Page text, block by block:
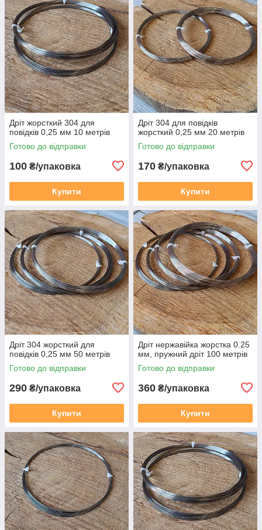
Дріт жорсткий 304 для
повідків 0,25 мм 10 метрів
Готово до відправки
100 ₴/упаковка
Купити
Дріт 304 для повідків
жорсткий 0,25 мм 20 метрів
Готово до відправки
170 ₴/упаковка
Купити
Дріт 304 жорсткий для
повідків 0,25 мм 50 метрів
Готово до відправки
290 ₴/упаковка
Купити
Дріт нержавійка жорстка 0.25
мм, пружний дріт 100 метрів
Готово до відправки
360 ₴/упаковка
Купити